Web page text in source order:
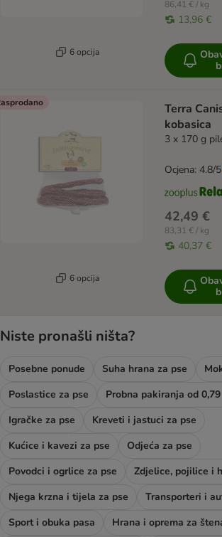
6 opcija
86,41 € / kg
13,96 €
6 opcija
Terra
kobasica
3 x 170 g
42,49 €
83,31 € / kg
40,37 €
Ocjena: 4.8/5
Niste pronašli ništa?
Posebne ponude Suha hrana za pse
Poslastice za pse
Probna pakiranja od
Igračke za pse
Kreveti i jastuci za pse
Kućice i kavezi za pse
Odjeća za pse
Povodci i ogrlice za pse
Zdjelice, pojilice i
Njega krzna i tijela za pse
Transporteri i
Sport i obuka pasa
Hrana i oprema za